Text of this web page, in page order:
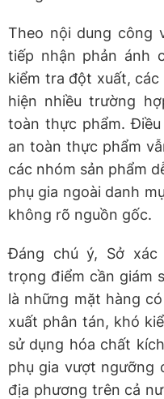
Theo nội dung công
tiếp nhận phản ánh
kiểm tra đột xuất,
hiện nhiều trường
toàn thực phẩm.
an toàn thực phẩm
các nhóm sản phẩm
phụ gia ngoài danh
không rõ nguồn gốc.
Đáng chú ý, Sở xác
trọng điểm cần giám
là những mặt hàng
xuất phân tán, khó
sử dụng hóa chất
phụ gia vượt ngưỡng
địa phương trên cả